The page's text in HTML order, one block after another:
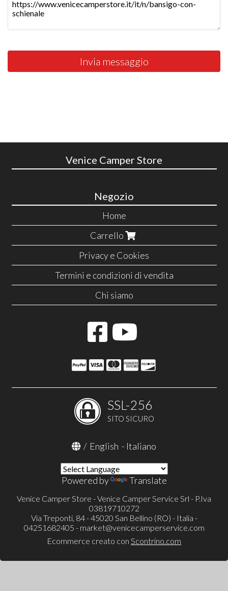
Invia messaggio
Venice Camper Store
Negozio
Home
Carrello
Privacy e Cookies
Termini e condizioni di vendita
Chi siamo
SSL-256
SITO SICURO
/ English - Italiano
Powered by Translate
Venice Camper Store - Venice Camper Service Srl - P.Iva
03819710272
Via Treponti, 84 - 45020 San Bellino (RO) - Italia -
04251682405 - market@venicecamperservice.com
Ecommerce creato con Scontrino.com